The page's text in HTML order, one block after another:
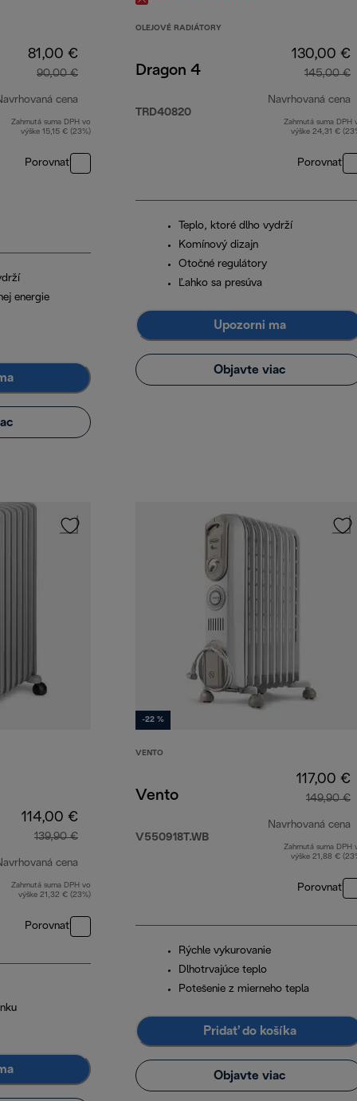
81,00 €
90,00 €
cena
pôvodná cena 90,00 €
Zahrnutá suma DPH vo
výške 15,15 € (23%)
Porovnať
energie
OLEJOVÉ RADIÁTORY
Dragon 4
TRD40820
130,00 €
145,00 €
Navrhovaná cena
Zahrnutá suma DPH
výške 24,31 €
Porovnať
Teplo, ktoré dlho vydrží
Komínový dizajn
Otočné regulátory
Ľahko sa presúva
Upozorni ma
Objavte viac
114,00 €
139,90 €
cena
pôvodná cena 139,90 €
Zahrnutá suma DPH vo
výške 21,32 € (23%)
Porovnať
-22 %
VENTO
Vento
V550918T.WB
117,00 €
149,90 €
Navrhovaná cena
Zahrnutá suma DPH
výške 21,88 €
Porovnať
Rýchle vykurovanie
Dlhotrvajúce teplo
Potešenie z mierneho tepla
Pridať do košíka
Objavte viac